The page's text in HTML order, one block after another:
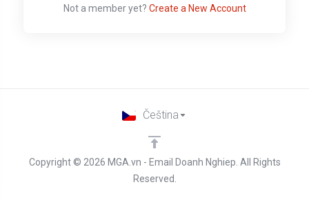
Not a member yet? Create a New Account
Copyright © 2026 MGA.vn - Email Doanh Nghiep. All Rights
Reserved.
Čeština